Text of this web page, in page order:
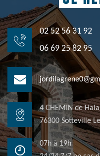
02 52 56 31 92
06 69 25 82 95
4 CHEMIN de
76300 Sotteville
07h à 19h